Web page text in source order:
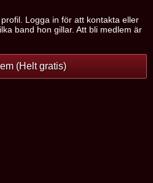
Logga in för att kontakta eller
band hon gillar. Att bli medlem är
(Helt gratis)